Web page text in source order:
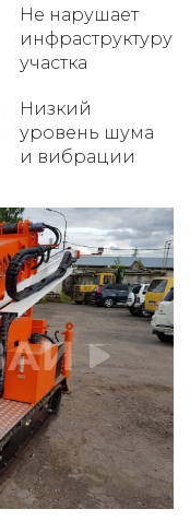
Не нарушает
инфраструктуру
участка
Низкий
уровень шума
и вибрации